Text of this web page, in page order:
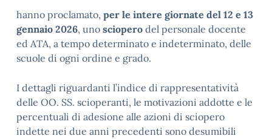
hanno proclamato, per le intere giornate del 12 e 13
gennaio 2026, uno sciopero del personale docente
ed ATA, a tempo determinato e indeterminato, delle
scuole di ogni ordine e grado.
I dettagli riguardanti l’indice di rappresentatività
delle OO. SS. scioperanti, le motivazioni addotte e le
percentuali di adesione alle azioni di sciopero
indette nei due anni precedenti sono desumibili